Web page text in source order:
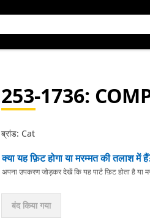
253-1736:
ब्रांड: Cat
क्या यह फ़िट होगा या मरम्मत की तलाश में
अपना उपकरण जोड़कर देखें कि यह पार्ट फ़िट होता है या
बंद किया गया